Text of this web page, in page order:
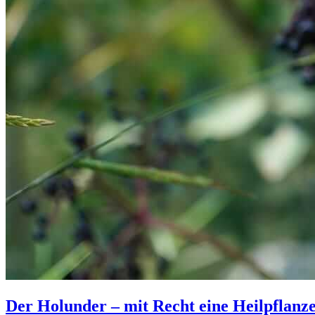
Der Holunder – mit Recht eine